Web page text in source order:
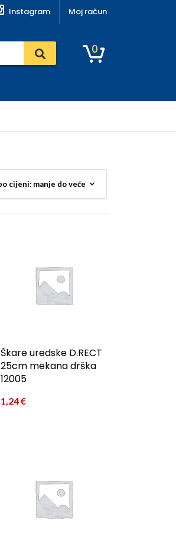
Instagram Moj račun
0
Škare uredske D.RECT
25cm mekana drška
12005
1,24€